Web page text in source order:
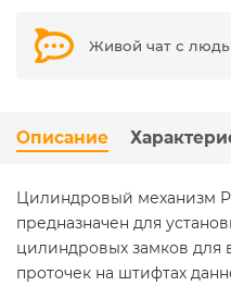
Живой чат с
Описание
Цилиндровый механизм
предназначен для
цилиндровых замков для
проточек на штифтах